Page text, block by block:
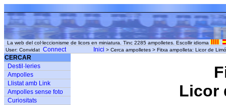
La web del col·leccionisme de licors en miniatura. Tinc 2285 ampolletes. Escollir idioma
User: Convidat Connect Inici > Cerca ampolletes > Fitxa ampolleta: Licor de
CERCAR
Destil·leries
Ampolles
Llistat amb Link
Ampolles sense foto
Curiositats
Licor